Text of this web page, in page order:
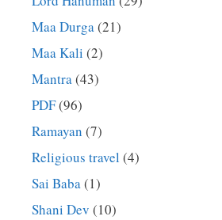
Maa Durga(21)
Maa Kali (2)
Mantra(43)
PDF(96)
Ramayan (7)
Religious travel (4)
Sai Baba(1)
Shani Dev (10)